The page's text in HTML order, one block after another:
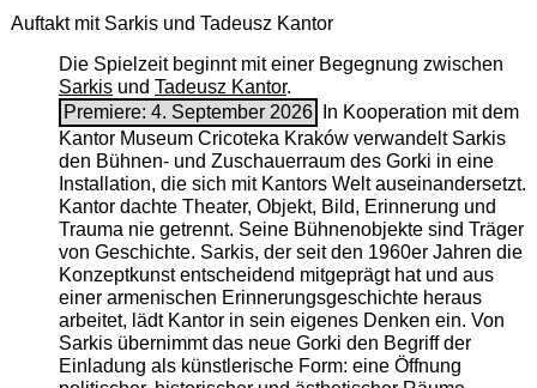
Auftakt mit Sarkis und Tadeusz Kantor
Die Spielzeit beginnt mit einer Begegnung zwischen
Sarkisund Tadeusz Kantor.
Premiere: 4. September 2026
In Kooperation mit dem
Kantor Museum Cricoteka Kraków verwandelt Sarkis
den Bühnen- und Zuschauerraum des Gorki in eine
Installation, die sich mit Kantors Welt auseinandersetzt.
Kantor dachte Theater, Objekt, Bild, Erinnerung und
Trauma nie getrennt. Seine Bühnenobjekte sind Träger
von Geschichte. Sarkis, der seit den 1960er Jahren die
Konzeptkunst entscheidend mitgeprägt hat und aus
einer armenischen ­Erinnerungsgeschichte heraus
arbeitet, lädt Kantor in sein eigenes Denken ein. Von
Sarkis übernimmt das neue Gorki den Begriff der
Einladung als künstlerische Form: eine Öffnung